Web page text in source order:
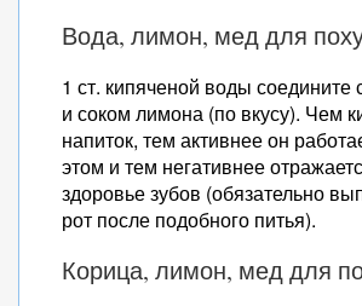
Вода, лимон, мед для
1 ст. кипяченой воды соедините
и соком лимона (по вкусу). Чем
напиток, тем активнее он
этом и тем негативнее
здоровье зубов (обязательно
рот после подобного питья).
Корица, лимон, мед для